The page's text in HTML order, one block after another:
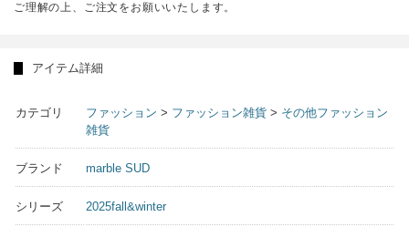
ご理解の上、ご注文をお願いいたします。
アイテム詳細
カテゴリ ファッション > ファッション雑貨 > その他ファッション
雑貨
ブランド marble SUD
シリーズ 2025fall&winter